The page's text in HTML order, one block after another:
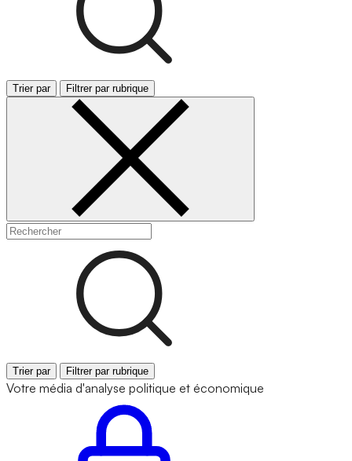
Trier par Filtrer par rubrique
Trier par Filtrer par rubrique
Votre média d'analyse politique et économique